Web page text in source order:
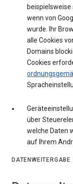
wenn von
wurde. Ihr
alle Cookies
Domains
Cookies
über
welche Daten
auf Ihrem
DATENWEITERGABE